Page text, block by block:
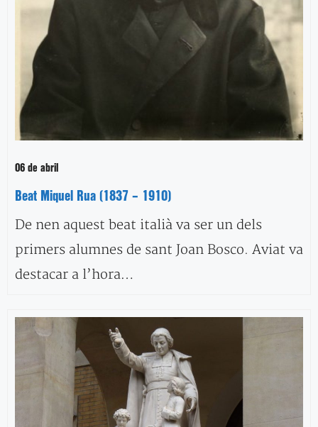
06 de abril
Beat Miquel Rua (1837 – 1910)
De nen aquest beat italià va ser un dels
primers alumnes de sant Joan Bosco. Aviat va
destacar a l’hora…